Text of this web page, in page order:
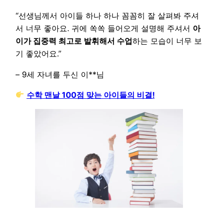
“선생님께서 아이들 하나 하나 꼼꼼히 잘 살펴봐 주셔
서 너무 좋아요. 귀에 쏙쏙 들어오게 설명해 주셔서 아
이가 집중력 최고로 발휘해서 수업하는 모습이 너무 보
기 좋았어요.”
– 9세 자녀를 두신 이**님
수학 맨날 100점 맞는 아이들의 비결!